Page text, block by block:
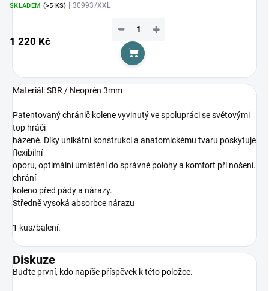
SKLADEM (>5 KS) | 30993/XXL
1 220 Kč
+
−
Do košíku
Materiál: SBR / Neoprén 3mm
Patentovaný chránič kolene vyvinutý ve spolupráci se světovými
top hráči
házené. Díky unikátní konstrukci a anatomickému tvaru poskytuje
flexibilní
oporu, optimální umístění do správné polohy a komfort při nošení.
chrání
koleno před pády a nárazy.
Středně vysoká absorbce nárazu
1 kus/balení.
Diskuze
Buďte první, kdo napíše příspěvek k této položce.